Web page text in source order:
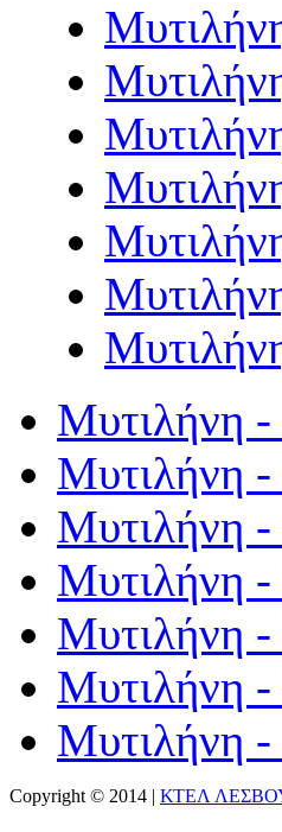
Μυτιλήνη
Μυτιλήνη -
Μυτιλήνη
Μυτιλήνη
Μυτιλήνη
Μυτιλήνη
Μυτιλήνη -
Copyright © 2014 | ΚΤΕΛ